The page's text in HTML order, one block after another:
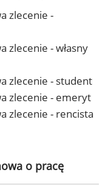
zlecenie -
zlecenie - własny
zlecenie - student
zlecenie - emeryt
zlecenie - rencista
o pracę